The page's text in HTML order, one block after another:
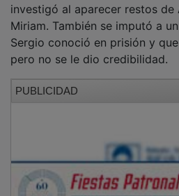
investigó al aparecer restos de
Miriam. También se imputó a
Sergio conoció en prisión y
pero no se le dio credibilidad.
PUBLICIDAD